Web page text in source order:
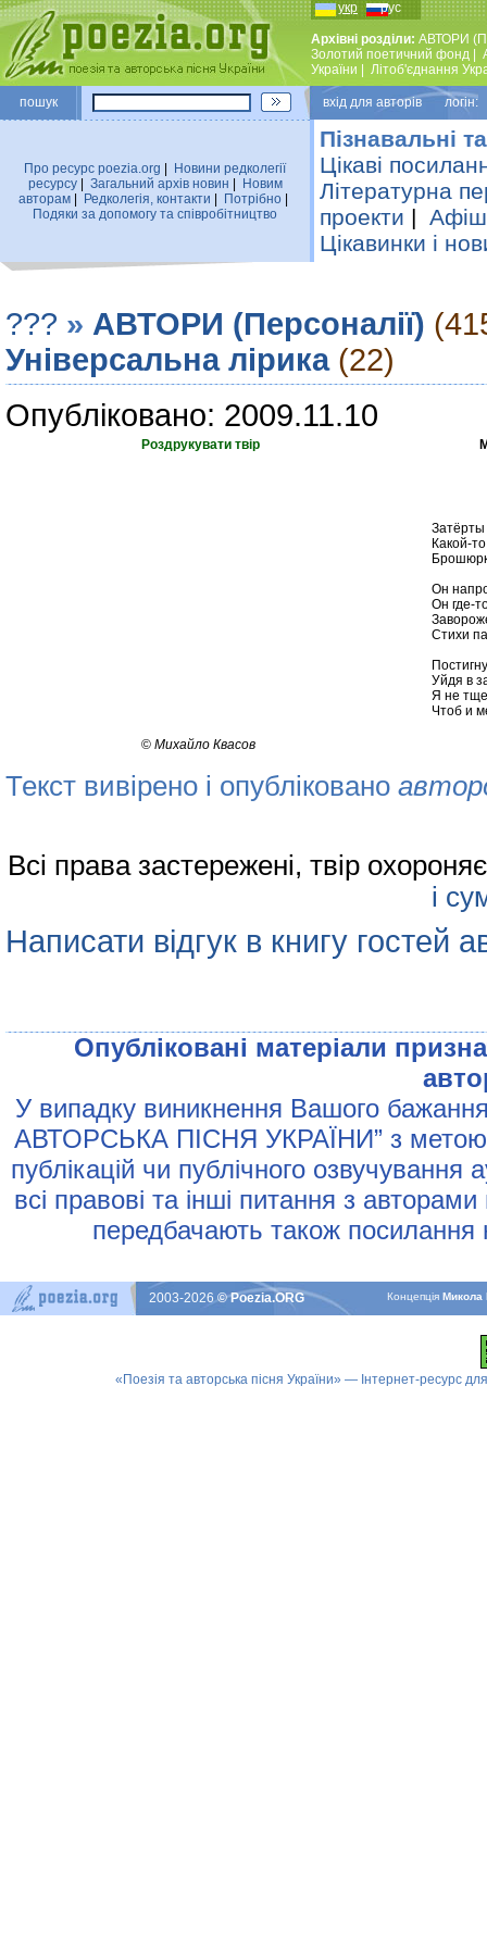
укр рус
Архівні розділи: АВТОРИ
Золотий поетичний фонд
України
Лiтоб'єднання
пошук вхiд для авторiв логін:
Про ресурс poezia.org
Новини редколегiї
ресурсу| Загальний архiв новин
Новим
авторам
Редколегiя, контакти Потрiбно
Подяки за допомогу та співробітництво
Пізнавальні
Цікаві
Літературна
проекти |
Цікавинки і
??? » АВТОРИ (Персоналії)
Універсальна лірика (22)
Опубліковано: 2009.11.10
Роздрукувати твір
Затёрты
Какой-
Он
Он где-
Стихи
Уйдя в
Я не
Чтоб и
© Михайло Квасов
Текст вивірено і опубліковано
Всі права застережені, твір
і
Написати відгук в книгу гостей
Опублiкованi матерiали
У випадку виникнення Вашого
АВТОРСЬКА ПIСНЯ УКРАЇНИ” з метою
публiкацiй чи публiчного
всi правовi та iншi питання з
передбачають також
КонцепцiяМикола
2003-2026© Poezia.ORG
«Поезія та авторська пісня України» — Інтернет-ресурс